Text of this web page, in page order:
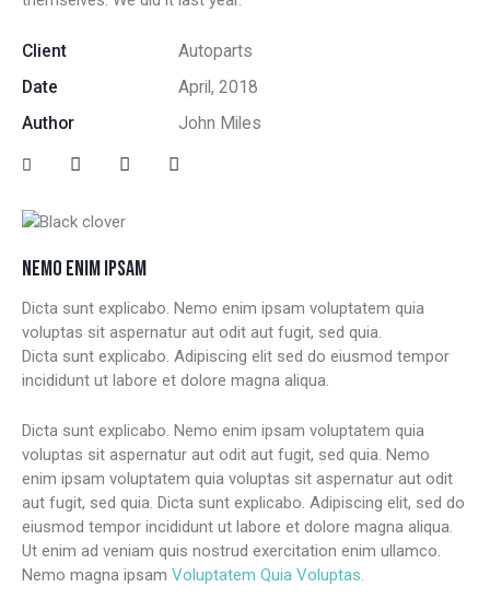
Client
Autoparts
Date
April, 2018
Author
John Miles
NEMO ENIM IPSAM
Dicta sunt explicabo. Nemo enim ipsam voluptatem quia
voluptas sit aspernatur aut odit aut fugit, sed quia.
Dicta sunt explicabo. Adipiscing elit sed do eiusmod tempor
incididunt ut labore et dolore magna aliqua.
Dicta sunt explicabo. Nemo enim ipsam voluptatem quia
voluptas sit aspernatur aut odit aut fugit, sed quia. Nemo
enim ipsam voluptatem quia voluptas sit aspernatur aut odit
aut fugit, sed quia. Dicta sunt explicabo. Adipiscing elit, sed do
eiusmod tempor incididunt ut labore et dolore magna aliqua.
Ut enim ad veniam quis nostrud exercitation enim ullamco.
Nemo magna ipsam Voluptatem Quia Voluptas.